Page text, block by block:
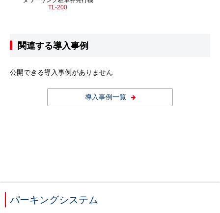
TL-200
関連する導入事例
公開できる導入事例がありません
導入事例一覧
パーキングシステム